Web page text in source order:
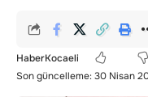
Son güncelleme: 30 Nisan
HaberKocaeli